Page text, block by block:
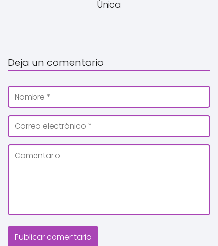
Única
Deja un comentario